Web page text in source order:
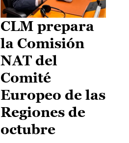
CLM prepara
la Comisión
NAT del
Comité
Europeo de las
Regiones de
octubre